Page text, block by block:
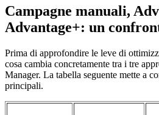
Campagne manuali,
Advantage+: un
Prima di approfondire le leve di
cosa cambia concretamente tra i tre
Manager. La tabella seguente mette a
principali.